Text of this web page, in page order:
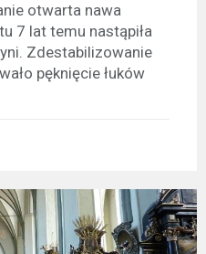
otwarta nawa
7 lat temu nastąpiła
Zdestabilizowanie
pęknięcie łuków